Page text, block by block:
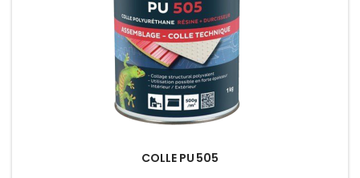
COLLE PU 505